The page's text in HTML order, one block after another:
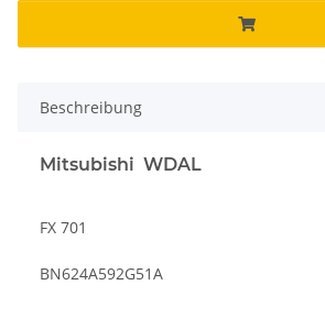
Beschreibung
Mitsubishi WDAL
FX 701
BN624A592G51A